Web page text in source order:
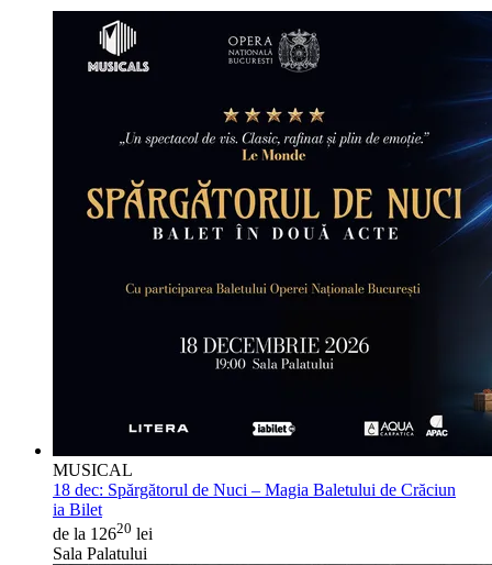
MUSICAL
18 dec: Spărgătorul de Nuci – Magia Baletului de Crăciun
ia Bilet
de la 12620 lei
Sala Palatului